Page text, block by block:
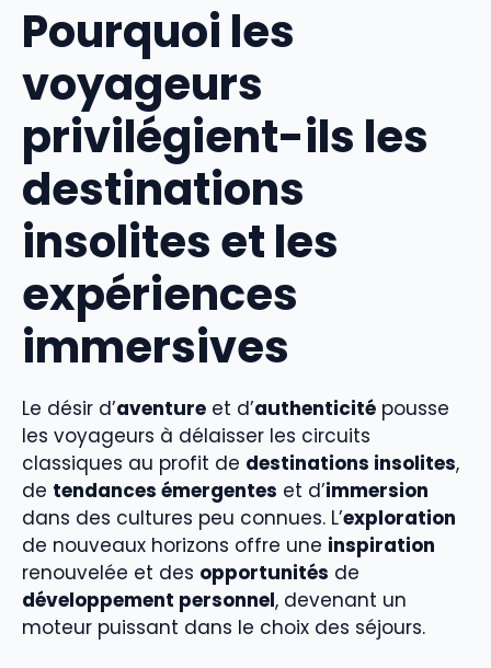
Pourquoi les
voyageurs
privilégient-ils les
destinations
insolites et les
expériences
immersives
Le désir d’aventure et d’authenticité pousse
les voyageurs à délaisser les circuits
classiques au profit de destinations insolites,
de tendances émergentes et d’immersion
dans des cultures peu connues. L’exploration
de nouveaux horizons offre une inspiration
renouvelée et des opportunités de
développement personnel, devenant un
moteur puissant dans le choix des séjours.